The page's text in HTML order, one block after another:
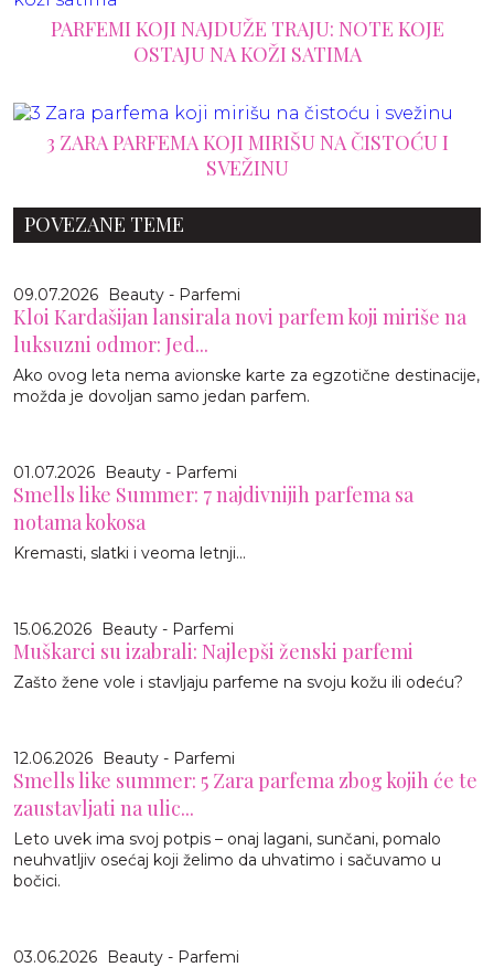
PARFEMI KOJI NAJDUŽE TRAJU: NOTE KOJE
OSTAJU NA KOŽI SATIMA
3 ZARA PARFEMA KOJI MIRIŠU NA ČISTOĆU I
SVEŽINU
POVEZANE TEME
09.07.2026 Beauty - Parfemi
Kloi Kardašijan lansirala novi parfem koji miriše na
luksuzni odmor: Jed...
Ako ovog leta nema avionske karte za egzotične destinacije,
možda je dovoljan samo jedan parfem.
01.07.2026 Beauty - Parfemi
Smells like Summer: 7 najdivnijih parfema sa
notama kokosa
Kremasti, slatki i veoma letnji...
15.06.2026 Beauty - Parfemi
Muškarci su izabrali: Najlepši ženski parfemi
Zašto žene vole i stavljaju parfeme na svoju kožu ili odeću?
12.06.2026 Beauty - Parfemi
Smells like summer: 5 Zara parfema zbog kojih će te
zaustavljati na ulic...
Leto uvek ima svoj potpis – onaj lagani, sunčani, pomalo
neuhvatljiv osećaj koji želimo da uhvatimo i sačuvamo u
bočici.
03.06.2026 Beauty - Parfemi